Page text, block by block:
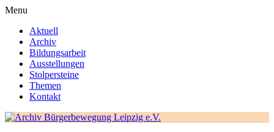
Menu
Aktuell
Archiv
Bildungsarbeit
Ausstellungen
Stolpersteine
Themen
Kontakt